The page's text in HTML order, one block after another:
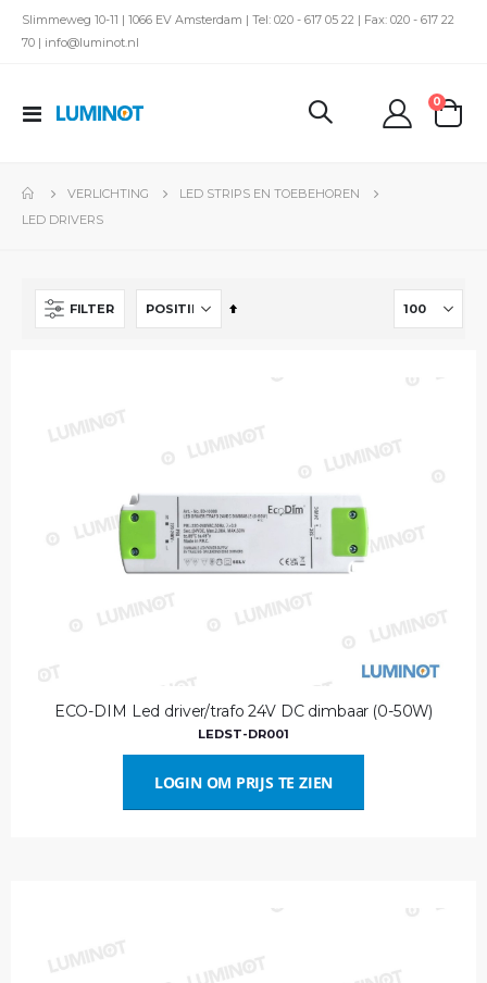
Slimmeweg 10-11 | 1066 EV Amsterdam | Tel: 020 - 617 05 22 | Fax: 020 - 617 22
70 | info@luminot.nl
Toggle
kar
0
VERLICHTING
LED STRIPS EN TOEBEHOREN
LED DRIVERS
FILTER
Van
ECO-DIM Led driver/trafo 24V DC dimbaar (0-50W)
LEDST-DR001
LOGIN OM PRIJS TE ZIEN